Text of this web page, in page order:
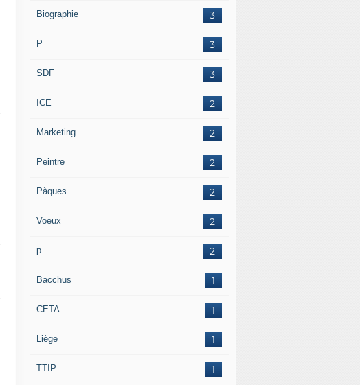
3
Biographie
3
P
3
SDF
2
ICE
2
Marketing
2
Peintre
2
Pàques
2
Voeux
2
p
1
Bacchus
1
CETA
1
Liège
1
TTIP